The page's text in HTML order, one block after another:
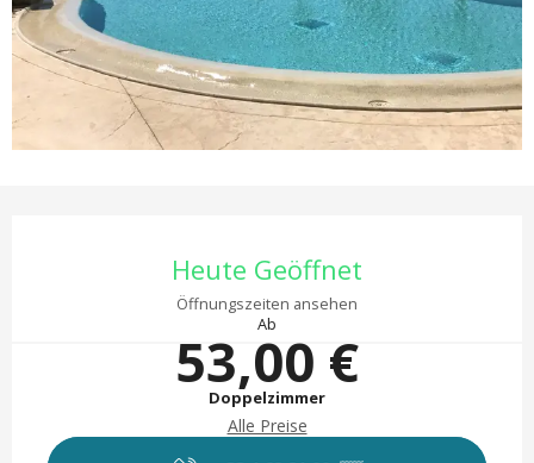
Heute Geöffnet
Öffnungszeiten ansehen
Ab
53,00 €
Doppelzimmer
Alle Preise